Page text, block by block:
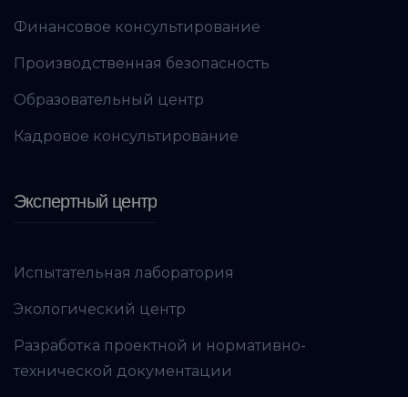
Финансовое консультирование
Производственная безопасность
Образовательный центр
Кадровое консультирование
Экспертный центр
Испытательная лаборатория
Экологический центр
Разработка проектной и нормативно-
технической документации